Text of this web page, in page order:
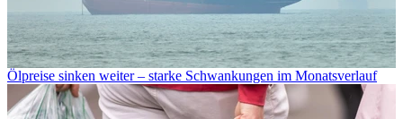
Ölpreise sinken weiter – starke Schwankungen im Monatsverlauf